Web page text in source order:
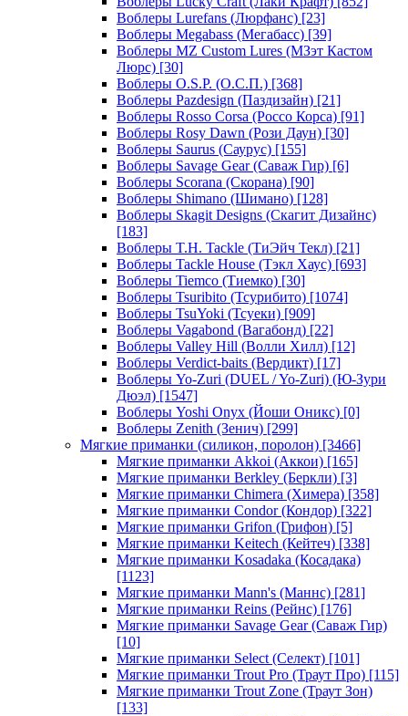
Воблеры Lurefans (Люрфанс) [23]
Воблеры Megabass (Мегабасс) [39]
Воблеры MZ Custom Lures (МЗэт Кастом
Люрс) [30]
Воблеры O.S.P. (О.С.П.) [368]
Воблеры Pazdesign (Паздизайн) [21]
Воблеры Rosso Corsa (Россо Корса) [91]
Воблеры Rosy Dawn (Рози Даун) [30]
Воблеры Saurus (Саурус) [155]
Воблеры Savage Gear (Саваж Гир) [6]
Воблеры Scorana (Скорана) [90]
Воблеры Shimano (Шимано) [128]
Воблеры Skagit Designs (Скагит Дизайнс)
[183]
Воблеры T.H. Tackle (ТиЭйч Текл) [21]
Воблеры Tackle House (Тэкл Хаус) [693]
Воблеры Tiemco (Тиемко) [30]
Воблеры Tsuribito (Тсурибито) [1074]
Воблеры TsuYoki (Тсуеки) [909]
Воблеры Vagabond (Вагабонд) [22]
Воблеры Valley Hill (Волли Хилл) [12]
Воблеры Verdict-baits (Вердикт) [17]
Воблеры Yo-Zuri (DUEL / Yo-Zuri) (Ю-Зури
Дюэл) [1547]
Воблеры Yoshi Onyx (Йоши Оникс) [0]
Воблеры Zenith (Зенич) [299]
Мягкие приманки (силикон, поролон) [3466]
Мягкие приманки Akkoi (Аккои) [165]
Мягкие приманки Berkley (Беркли) [3]
Мягкие приманки Chimera (Химера) [358]
Мягкие приманки Condor (Кондор) [322]
Мягкие приманки Grifon (Грифон) [5]
Мягкие приманки Keitech (Кейтеч) [338]
Мягкие приманки Kosadaka (Косадака)
[1123]
Мягкие приманки Mann's (Маннс) [281]
Мягкие приманки Reins (Рейнс) [176]
Мягкие приманки Savage Gear (Саваж Гир)
[10]
Мягкие приманки Select (Селект) [101]
Мягкие приманки Trout Pro (Траут Про) [115]
Мягкие приманки Trout Zone (Траут Зон)
[133]